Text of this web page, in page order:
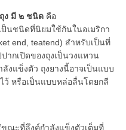
ง มี ๒ ชนิด คือ
ชนิดที่นิยมใช้กันในอเมริกา
teatend) สำหรับเป็นที่
ากเปิดของถุงเป็นวงแหวน
งแข็งตัว ถุงยางนี้อาจเป็นแบบ
ว้ หรือเป็นแบบหล่อลื่นโดยกลี
ะที่ลึงค์กำลังแข็งตัวเต็มที่